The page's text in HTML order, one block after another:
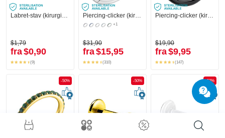
$1,79
fra$0,90
(9)
Piercing-clicker (kirurgisk stål, sølv, blank finish) med krystaller
+1
$31,90
fra$15,95
(310)
Piercing-clicker (kirurgisk stål, sort, blank finish)
$19,90
fra$9,95
(147)
-50% -50% -50%